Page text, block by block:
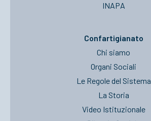
INAPA
Confartigianato
Chi siamo
Organi Sociali
Le Regole del Sistema
La Storia
Video Istituzionale